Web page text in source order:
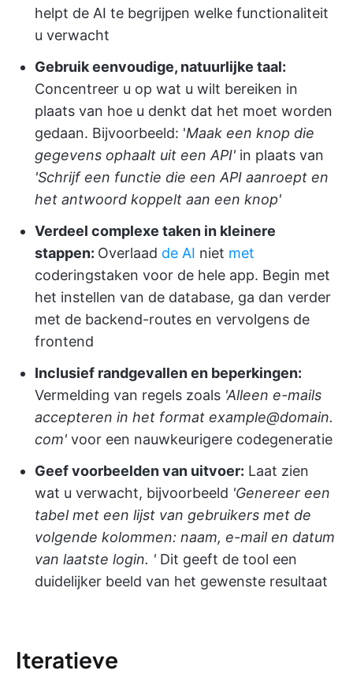
helpt de AI te begrijpen welke functionaliteit
u verwacht
Gebruik eenvoudige, natuurlijke taal:
Concentreer u op wat u wilt bereiken in
plaats van hoe u denkt dat het moet worden
gedaan. Bijvoorbeeld: 'Maak een knop die
gegevens ophaalt uit een API' in plaats van
'Schrijf een functie die een API aanroept en
het antwoord koppelt aan een knop'
Verdeel complexe taken in kleinere
stappen: Overlaad de AI niet met
coderingstaken voor de hele app. Begin met
het instellen van de database, ga dan verder
met de backend-routes en vervolgens de
frontend
Inclusief randgevallen en beperkingen:
Vermelding van regels zoals 'Alleen e-mails
accepteren in het format example@domain.
com' voor een nauwkeurigere codegeneratie
Geef voorbeelden van uitvoer: Laat zien
wat u verwacht, bijvoorbeeld 'Genereer een
tabel met een lijst van gebruikers met de
volgende kolommen: naam, e-mail en datum
van laatste login. ' Dit geeft de tool een
duidelijker beeld van het gewenste resultaat
Iteratieve